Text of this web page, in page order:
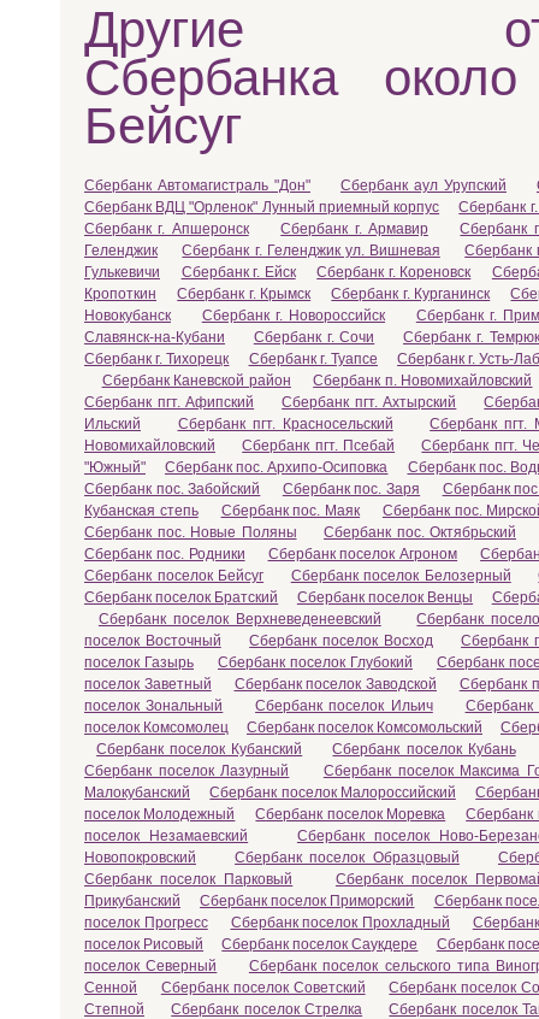
Другие
Сбербанка
Бейсуг
Сбербанк Автомагистраль "Дон" Сбербанк аул Урупский
Сбербанк ВДЦ "Орленок" Лунный приемный корпус
Сбербанк
Сбербанк г. Апшеронск
Сбербанк г. Армавир
Сбербанк
Геленджик
Сбербанк г. Геленджик ул. Вишневая
Сбербанк
Гулькевичи
Сбербанк г. Ейск Сбербанк г. Кореновск
Кропоткин
Сбербанк г. Крымск Сбербанк г. Курганинск
Новокубанск
Сбербанк г. Новороссийск
Сбербанк г.
Славянск-на-Кубани
Сбербанк г. Сочи
Сбербанк г. Темрюк
Сбербанк г. Тихорецк
Сбербанк г. Туапсе
Сбербанк г. Усть-
Сбербанк Каневской район
Сбербанк п. Новомихайловский
Сбербанк пгт. Афипский
Сбербанк пгт. Ахтырский
Ильский
Сбербанк пгт. Красносельский
Сбербанк пгт.
Новомихайловский
Сбербанк пгт. Псебай
Сбербанк пгт.
"Южный"
Сбербанк пос. Архипо-Осиповка
Сбербанк пос.
Сбербанк пос. Забойский
Сбербанк пос. Заря
Сбербанк
Кубанская степь
Сбербанк пос. Маяк
Сбербанк пос.
Сбербанк пос. Новые Поляны
Сбербанк пос. Октябрьский
Сбербанк пос. Родники
Сбербанк поселок Агроном
Сбербанк поселок Бейсуг
Сбербанк поселок Белозерный
Сбербанк поселок Братский
Сбербанк поселок Венцы
Сбербанк поселок Верхневеденеевский
Сбербанк
поселок Восточный
Сбербанк поселок Восход
Сбербанк
поселок Газырь
Сбербанк поселок Глубокий
Сбербанк
поселок Заветный
Сбербанк поселок Заводской
Сбербанк
поселок Зональный
Сбербанк поселок Ильич
Сбербанк
поселок Комсомолец
Сбербанк поселок Комсомольский
Сбербанк поселок Кубанский
Сбербанк поселок Кубань
Сбербанк поселок Лазурный
Сбербанк поселок Максима
Малокубанский
Сбербанк поселок Малороссийский
поселок Молодежный
Сбербанк поселок Моревка
Сбербанк
поселок Незамаевский
Сбербанк поселок Ново-
Новопокровский
Сбербанк поселок Образцовый
Сбербанк поселок Парковый
Сбербанк поселок
Прикубанский
Сбербанк поселок Приморский
Сбербанк
поселок Прогресс
Сбербанк поселок Прохладный
поселок Рисовый
Сбербанк поселок Саукдере
Сбербанк
поселок Северный
Сбербанк поселок сельского типа
Сенной
Сбербанк поселок Советский
Сбербанк поселок
Степной
Сбербанк поселок Стрелка
Сбербанк поселок